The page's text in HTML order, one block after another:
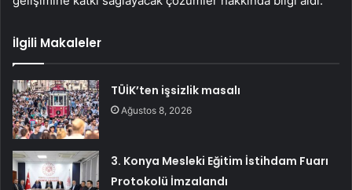
İlgili Makaleler
TÜİK’ten işsizlik masalı
Ağustos 8, 2026
3. Konya Mesleki Eğitim İstihdam Fuarı
Protokolü İmzalandı